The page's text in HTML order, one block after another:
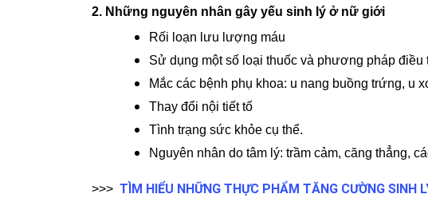
2. Những nguyên nhân gây yếu sinh lý ở nữ giới
Rối loạn lưu lượng máu
Sử dụng một số loại thuốc và phương pháp điều
Mắc các bệnh phụ khoa: u nang buồng trứng, u
Thay đổi nội tiết tố
Tình trạng sức khỏe cụ thể.
Nguyên nhân do tâm lý: trầm cảm, căng thẳng,
>>> TÌM HIỂU NHỮNG THỰC PHẨM TĂNG CƯỜNG SINH